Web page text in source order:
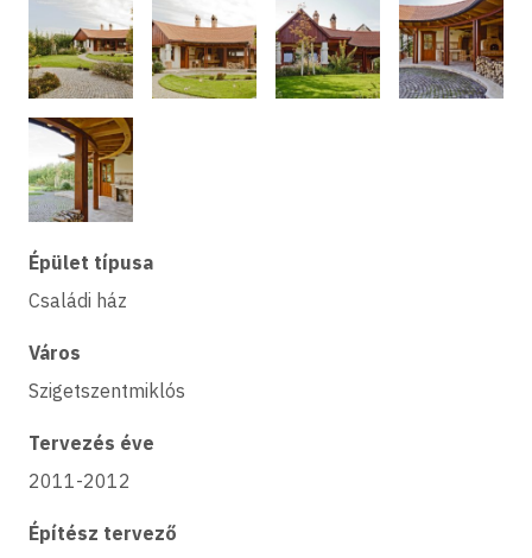
Épület típusa
Családi ház
Város
Szigetszentmiklós
Tervezés éve
2011-2012
Építész tervező